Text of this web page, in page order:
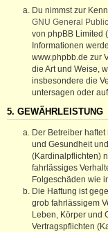
Du nimmst zur
GNU General
von phpBB Limited
Informationen
www.phpbb.de zur
die Art und Weise,
insbesondere die
untersagen oder
5. GEWÄHRLEISTUNG
Der Betreiber
und Gesundheit
(Kardinalpflichten)
fahrlässiges
Folgeschäden wie
Die Haftung ist
grob fahrlässigem
Leben, Körper und
Vertragspflichten